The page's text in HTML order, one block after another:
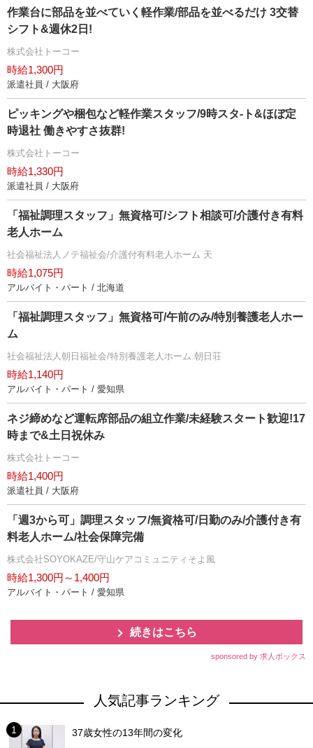
作業台に部品を並べていく軽作業/部品を並べるだけ 3交替
シフト&週休2日!
株式会社トーコー
時給1,300円
派遣社員 / 大阪府
ピッキングや梱包など軽作業スタッフ/9時スタ-ト&ほぼ定
時退社 働きやすさ抜群!
株式会社トーコー
時給1,330円
派遣社員 / 大阪府
「福祉調理スタッフ」無資格可/シフト相談可/介護付き有料
老人ホーム
社会福祉法人ノテ福祉会/介護付有料老人ホーム 天
時給1,075円
アルバイト・パート / 北海道
「福祉調理スタッフ」無資格可/午前のみ/特別養護老人ホー
ム
社会福祉法人朝日福祉会/特別養護老人ホーム 朝日荘
時給1,140円
アルバイト・パート / 愛知県
ネジ締めなど運転席部品の組立作業/未経験スタート歓迎!17
時まで&土日祝休み
株式会社トーコー
時給1,400円
派遣社員 / 大阪府
「週3から可」調理スタッフ/無資格可/日勤のみ/介護付き有
料老人ホーム/社会保障完備
株式会社SOYOKAZE/守山ケアコミュニティそよ風
時給1,300円～1,400円
アルバイト・パート / 愛知県
続きはこちら
sponsored by 求人ボックス
人気記事ランキング
37歳女性の13年間の変化